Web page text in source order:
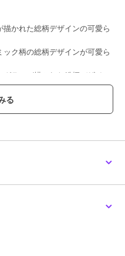
かれた総柄デザインの可愛ら
ク柄の総柄デザインが可愛ら
ラスが描かれた総柄デザイン
めとした魅力的な仲間たちの
各地の幅広い世代に愛され続
。ご了承ください。